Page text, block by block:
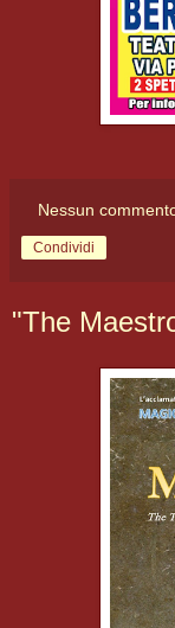
Nessun
Condividi
"The